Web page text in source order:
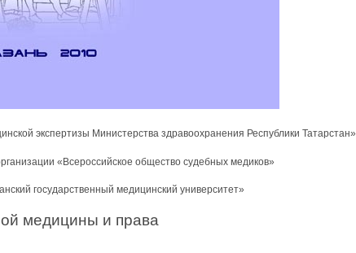
экспертизы Министерства здравоохранения Республики Татарстан»
«Всероссийское общество судебных медиков»
государственный медицинский университет»
медицины и права